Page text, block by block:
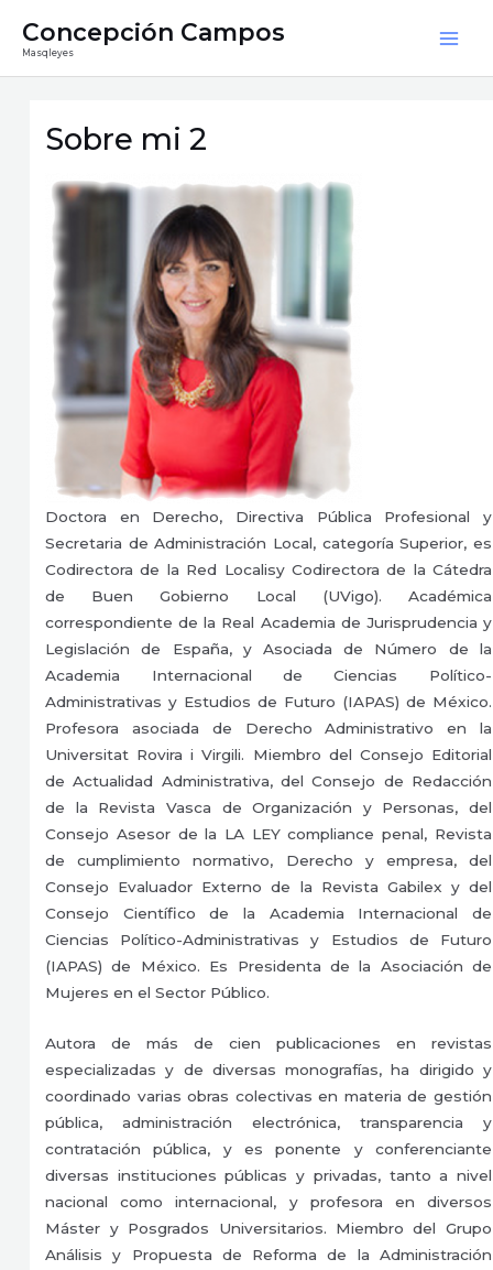
Concepción Campos
Masqleyes
Sobre mi 2
Doctora en Derecho, Directiva Pública Profesional y
Secretaria de Administración Local, categoría Superior, es
Codirectora de la Red Localisy Codirectora de la Cátedra
de Buen Gobierno Local (UVigo). Académica
correspondiente de la Real Academia de Jurisprudencia y
Legislación de España, y Asociada de Número de la
Academia Internacional de Ciencias Político-
Administrativas y Estudios de Futuro (IAPAS) de México.
Profesora asociada de Derecho Administrativo en la
Universitat Rovira i Virgili. Miembro del Consejo Editorial
de Actualidad Administrativa, del Consejo de Redacción
de la Revista Vasca de Organización y Personas, del
Consejo Asesor de la LA LEY compliance penal, Revista
de cumplimiento normativo, Derecho y empresa, del
Consejo Evaluador Externo de la Revista Gabilex y del
Consejo Científico de la Academia Internacional de
Ciencias Político-Administrativas y Estudios de Futuro
(IAPAS) de México. Es Presidenta de la Asociación de
Mujeres en el Sector Público.
Autora de más de cien publicaciones en revistas
especializadas y de diversas monografías, ha dirigido y
coordinado varias obras colectivas en materia de gestión
pública, administración electrónica, transparencia y
contratación pública, y es ponente y conferenciante
diversas instituciones públicas y privadas, tanto a nivel
nacional como internacional, y profesora en diversos
Máster y Posgrados Universitarios. Miembro del Grupo
Análisis y Propuesta de Reforma de la Administración